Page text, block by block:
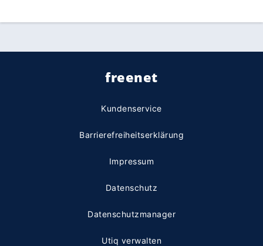
freenet
Kundenservice
Barrierefreiheitserklärung
Impressum
Datenschutz
Datenschutzmanager
Utiq verwalten